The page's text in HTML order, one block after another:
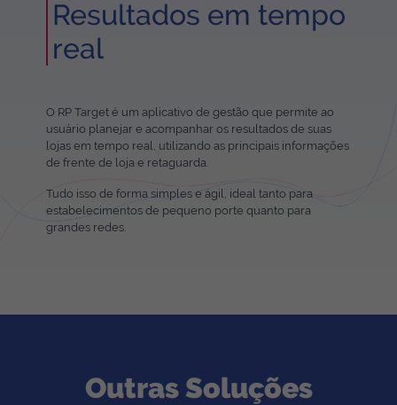
Resultados em tempo
real
O RP Target é um aplicativo de gestão que permite ao
usuário planejar e acompanhar os resultados de suas
lojas em tempo real, utilizando as principais informações
de frente de loja e retaguarda.
Tudo isso de forma simples e ágil, ideal tanto para
estabelecimentos de pequeno porte quanto para
grandes redes.
Outras Soluções